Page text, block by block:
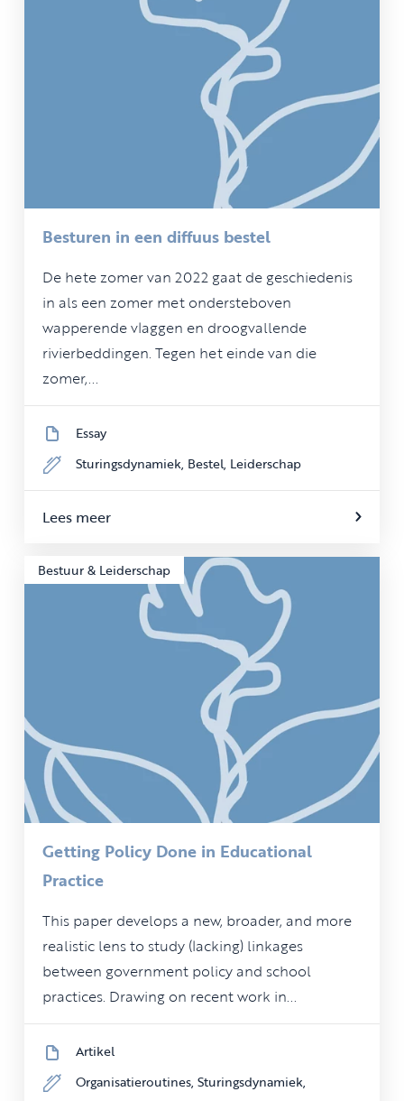
Besturen in een diffuus bestel
De hete zomer van 2022 gaat de geschiedenis
in als een zomer met ondersteboven
wapperende vlaggen en droogvallende
rivierbeddingen. Tegen het einde van die
zomer,...
Essay
Sturingsdynamiek, Bestel, Leiderschap
Lees meer
Bestuur & Leiderschap
Getting Policy Done in Educational
Practice
This paper develops a new, broader, and more
realistic lens to study (lacking) linkages
between government policy and school
practices. Drawing on recent work in...
Artikel
Organisatieroutines, Sturingsdynamiek,